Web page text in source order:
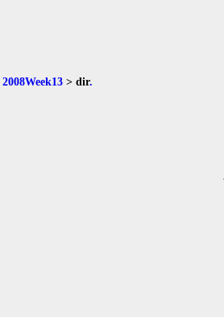
2008Week13 > dir.